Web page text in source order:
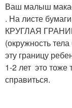
Ваш малыш
. На листе
КРУГЛАЯ
(окружность
эту границу
1-2 лет это тоже
справиться.